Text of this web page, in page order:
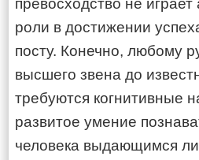
превосходство не
роли в достижении
посту. Конечно, любому
высшего звена до
требуются когнитивные
развитое умение
человека выдающимся